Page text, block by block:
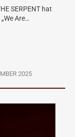
SERPENT hat
Are…
2025